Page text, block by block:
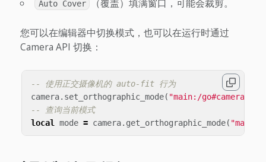
Auto Cover （覆盖）填满窗口，可能会裁剪。
您可以在编辑器中切换模式，也可以在运行时通过
Camera API 切换：
-- 使用正交摄像机的 auto-fit 行为
camera. set_orthographic_mode( "main:/go#camera"
-- 查询当前模式
local
mode = camera. get_orthographic_mode( "main:/